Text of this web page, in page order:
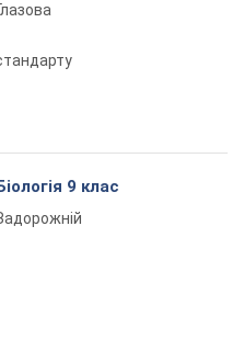
9 клас